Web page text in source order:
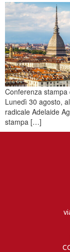
Conferenza stampa
Lunedì 30 agosto,
radicale Adelaide
stampa […]